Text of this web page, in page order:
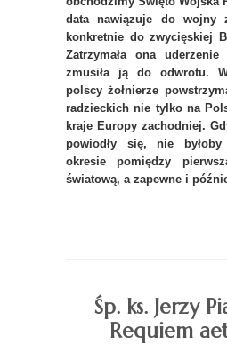
data nawiązuje do wojny
konkretnie do zwycięskiej
Zatrzymała ona
zmusiła ją do odwrotu.
polscy żołnierze
radzieckich nie tylko na
kraje Europy zachodniej.
powiodły się, nie
okresie pomiędzy
światową, a zapewne i
Śp. ks. Jerzy
Requiem